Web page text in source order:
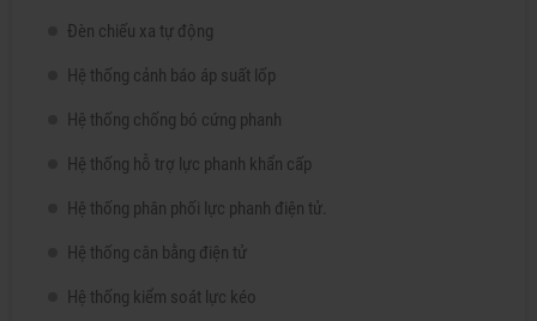
Đèn chiếu xa tự động
Hệ thống cảnh báo áp suất lốp
Hệ thống chống bó cứng phanh
Hệ thống hỗ trợ lực phanh khẩn cấp
Hệ thống phân phối lực phanh điện tử.
Hệ thống cân bằng điện tử
Hệ thống kiểm soát lực kéo